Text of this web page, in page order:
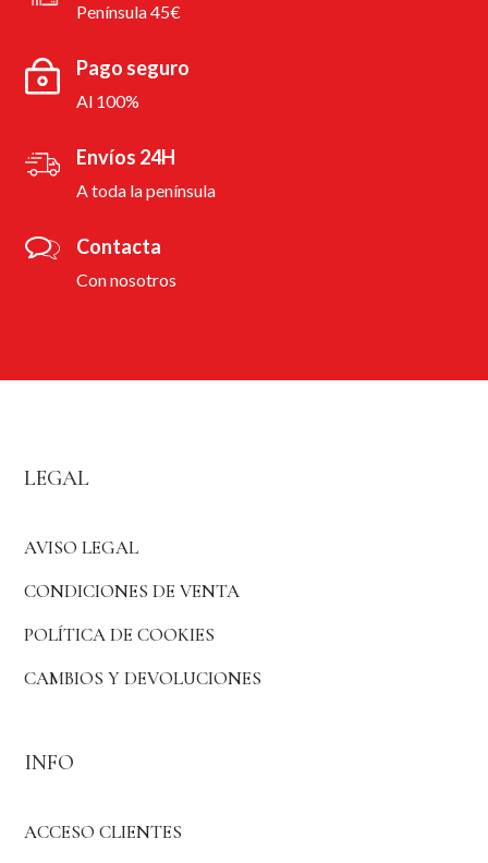
Península 45€
Pago seguro
Al 100%
Envíos 24H
A toda la península
Contacta
Con nosotros
LEGAL
AVISO LEGAL
CONDICIONES DE VENTA
POLÍTICA DE COOKIES
CAMBIOS Y DEVOLUCIONES
INFO
ACCESO CLIENTES